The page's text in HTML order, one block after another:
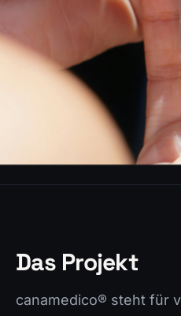
Das Projekt
canamedico® steht für